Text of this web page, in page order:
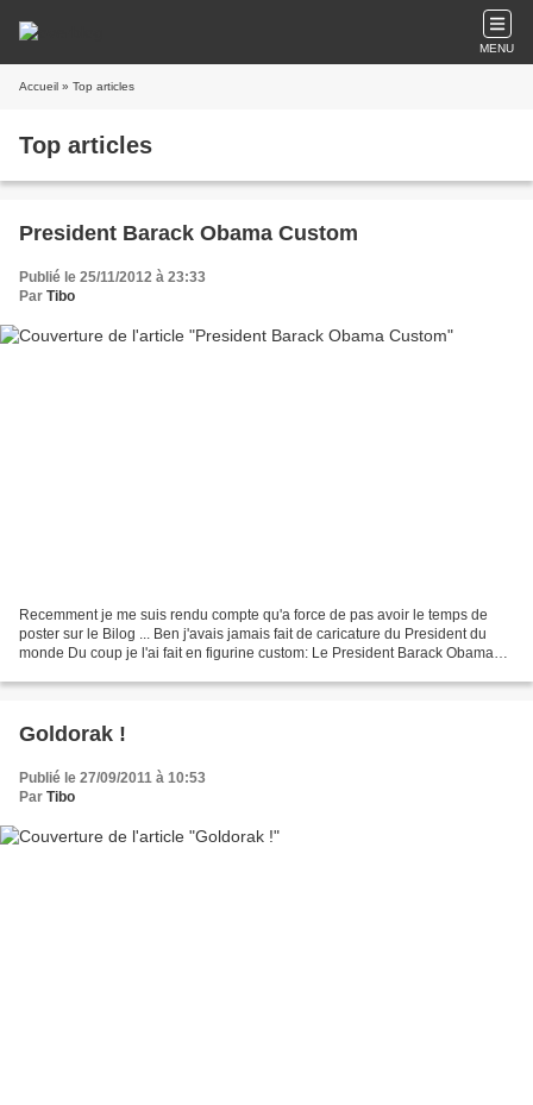
MENU
Accueil » Top articles
Top articles
President Barack Obama Custom
Publié le 25/11/2012 à 23:33
Par Tibo
Recemment je me suis rendu compte qu'a force de pas avoir le temps de
poster sur le Bilog ... Ben j'avais jamais fait de caricature du President du
monde Du coup je l'ai fait en figurine custom: Le President Barack Obama
Goldorak !
Publié le 27/09/2011 à 10:53
Par Tibo